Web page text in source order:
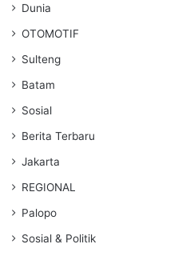
Dunia
OTOMOTIF
Sulteng
Batam
Sosial
Berita Terbaru
Jakarta
REGIONAL
Palopo
Sosial & Politik